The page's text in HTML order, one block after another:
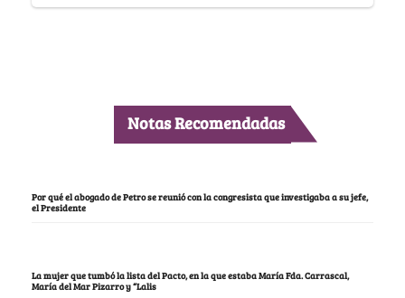
Notas Recomendadas
Por qué el abogado de Petro se reunió con la congresista que investigaba a su jefe,
el Presidente
La mujer que tumbó la lista del Pacto, en la que estaba María Fda. Carrascal,
María del Mar Pizarro y “Lalis